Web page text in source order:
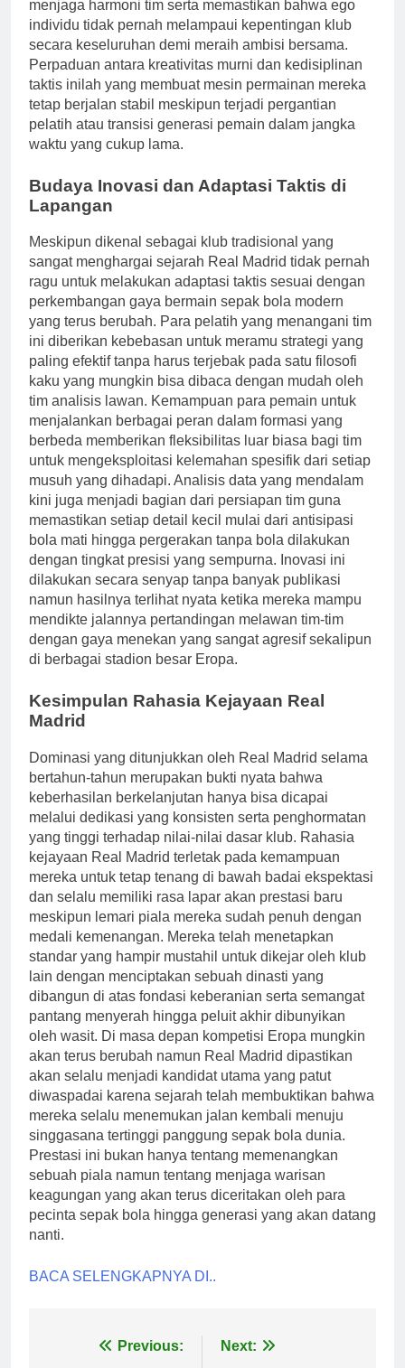
menjaga harmoni tim serta memastikan bahwa ego
individu tidak pernah melampaui kepentingan klub
secara keseluruhan demi meraih ambisi bersama.
Perpaduan antara kreativitas murni dan kedisiplinan
taktis inilah yang membuat mesin permainan mereka
tetap berjalan stabil meskipun terjadi pergantian
pelatih atau transisi generasi pemain dalam jangka
waktu yang cukup lama.
Budaya Inovasi dan Adaptasi Taktis di
Lapangan
Meskipun dikenal sebagai klub tradisional yang
sangat menghargai sejarah Real Madrid tidak pernah
ragu untuk melakukan adaptasi taktis sesuai dengan
perkembangan gaya bermain sepak bola modern
yang terus berubah. Para pelatih yang menangani tim
ini diberikan kebebasan untuk meramu strategi yang
paling efektif tanpa harus terjebak pada satu filosofi
kaku yang mungkin bisa dibaca dengan mudah oleh
tim analisis lawan. Kemampuan para pemain untuk
menjalankan berbagai peran dalam formasi yang
berbeda memberikan fleksibilitas luar biasa bagi tim
untuk mengeksploitasi kelemahan spesifik dari setiap
musuh yang dihadapi. Analisis data yang mendalam
kini juga menjadi bagian dari persiapan tim guna
memastikan setiap detail kecil mulai dari antisipasi
bola mati hingga pergerakan tanpa bola dilakukan
dengan tingkat presisi yang sempurna. Inovasi ini
dilakukan secara senyap tanpa banyak publikasi
namun hasilnya terlihat nyata ketika mereka mampu
mendikte jalannya pertandingan melawan tim-tim
dengan gaya menekan yang sangat agresif sekalipun
di berbagai stadion besar Eropa.
Kesimpulan Rahasia Kejayaan Real
Madrid
Dominasi yang ditunjukkan oleh Real Madrid selama
bertahun-tahun merupakan bukti nyata bahwa
keberhasilan berkelanjutan hanya bisa dicapai
melalui dedikasi yang konsisten serta penghormatan
yang tinggi terhadap nilai-nilai dasar klub. Rahasia
kejayaan Real Madrid terletak pada kemampuan
mereka untuk tetap tenang di bawah badai ekspektasi
dan selalu memiliki rasa lapar akan prestasi baru
meskipun lemari piala mereka sudah penuh dengan
medali kemenangan. Mereka telah menetapkan
standar yang hampir mustahil untuk dikejar oleh klub
lain dengan menciptakan sebuah dinasti yang
dibangun di atas fondasi keberanian serta semangat
pantang menyerah hingga peluit akhir dibunyikan
oleh wasit. Di masa depan kompetisi Eropa mungkin
akan terus berubah namun Real Madrid dipastikan
akan selalu menjadi kandidat utama yang patut
diwaspadai karena sejarah telah membuktikan bahwa
mereka selalu menemukan jalan kembali menuju
singgasana tertinggi panggung sepak bola dunia.
Prestasi ini bukan hanya tentang memenangkan
sebuah piala namun tentang menjaga warisan
keagungan yang akan terus diceritakan oleh para
pecinta sepak bola hingga generasi yang akan datang
nanti.
BACA SELENGKAPNYA DI..
Previous: Next: